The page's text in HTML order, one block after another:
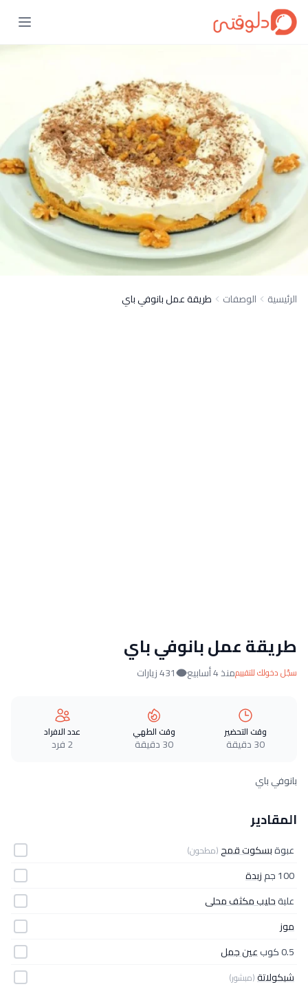
الرئيسية الوصفات طريقة عمل بانوفي باي
طريقة عمل بانوفي باي
سجّل دخولك للتقييممنذ 4 أسابيع 431 زيارات
وقت التحضير
30 دقيقة
وقت الطهي
30 دقيقة
عدد الافراد
2 فرد
بانوفي باي
المقادير
عبوةبسكوت قمح(مطحون)
100 جم
زبدة
علبةحليب مكثف محلى
موز
0.5 كوب
عين جمل
شيكولاتة(مبشور)